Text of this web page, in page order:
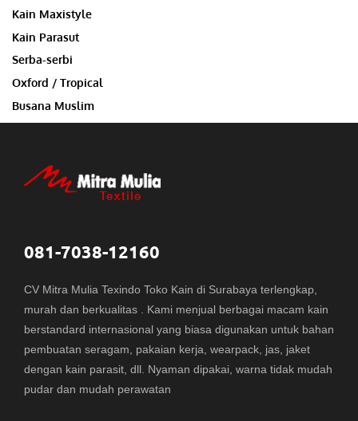
Kain Maxistyle
Kain Parasut
Serba-serbi
Oxford / Tropical
Busana Muslim
081-7038-12160
CV Mitra Mulia Texindo Toko Kain di Surabaya terlengkap,
murah dan berkualitas . Kami menjual berbagai macam kain
berstandard internasional yang biasa digunakan untuk bahan
pembuatan seragam, pakaian kerja, wearpack, jas, jaket
dengan kain parasit, dll. Nyaman dipakai, warna tidak mudah
pudar dan mudah perawatan